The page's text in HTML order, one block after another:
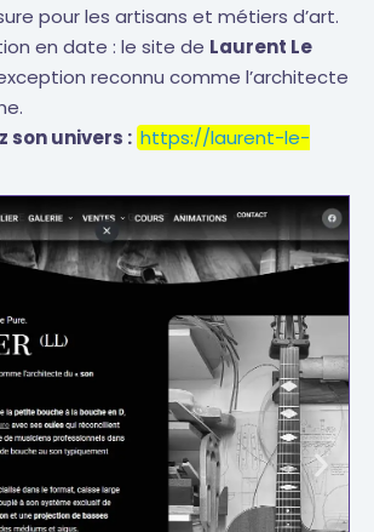
pour les artisans et métiers d’art.
en date : le site de Laurent Le
reconnu comme l’architecte
son univers : https://laurent-le-